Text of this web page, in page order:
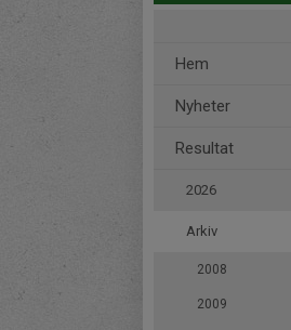
Hem
Nyheter
Resultat
2026
Arkiv
2008
2009